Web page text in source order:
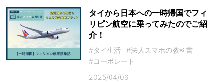
タイから日本への一時帰国でフィ
リピン航空に乗ってみたのでご紹
介！
#タイ生活
#法人スマホの教科書
#コーポレート
2025/04/06